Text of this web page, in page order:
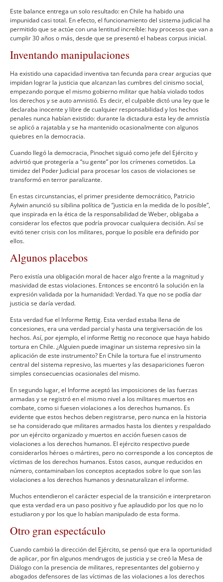
Este balance entrega un solo resultado: en Chile ha habido una
impunidad casi total. En efecto, el funcionamiento del sistema judicial ha
permitido que se actúe con una lentitud increí­ble: hay procesos que van a
cumplir 30 años o más, desde que se presentó el habeas corpus inicial.
Inventando manipulaciones
Ha existido una capacidad inventiva tan fecunda para crear argucias que
impidan lograr la justicia que alcanzan las cumbres del cinismo social,
empezando porque el mismo gobierno militar que habí­a violado todos
los derechos y se auto amnistió. Es decir, el culpable dictó una ley que le
declaraba inocente y libre de cualquier responsabilidad y los hechos
penales nunca habí­an existido: durante la dictadura esta ley de amnistí­a
se aplicó a rajatabla y se ha mantenido ocasionalmente con algunos
quiebres en la democracia.
Cuando llegó la democracia, Pinochet siguió como jefe del Ejército y
advirtió que protegerí­a a “su gente” por los crí­menes cometidos. La
timidez del Poder Judicial para procesar los casos de violaciones se
transformó en terror paralizante.
En estas circunstancias, el primer presidente democrático, Patricio
Aylwin anunció su sibilina polí­tica de “justicia en la medida de lo posible”,
que inspirada en la ética de la responsabilidad de Weber, obligaba a
considerar los efectos que podrí­a provocar cualquiera decisión. Así­ se
evitó tener crisis con los militares, porque lo posible era definido por
ellos.
Algunos placebos
Pero existí­a una obligación moral de hacer algo frente a la magnitud y
masividad de estas violaciones. Entonces se encontró la solución en la
expresión validada por la humanidad: Verdad. Ya que no se podí­a dar
justicia se darí­a verdad.
Esta verdad fue el Informe Rettig. Esta verdad estaba llena de
concesiones, era una verdad parcial y hasta una tergiversación de los
hechos. Así­, por ejemplo, el informe Rettig no reconoce que haya habido
tortura en Chile. ¿Alguien puede imaginar un sistema represivo sin la
aplicación de este instrumento? En Chile la tortura fue el instrumento
central del sistema represivo, las muertes y las desapariciones fueron
simples consecuencias ocasionales del mismo.
En segundo lugar, el Informe aceptó las imposiciones de las fuerzas
armadas y se registró en el mismo nivel a los militares muertos en
combate, como si fuesen violaciones a los derechos humanos. Es
evidente que estos hechos deben registrarse, pero nunca en la historia
se ha considerado que militares armados hasta los dientes y respaldado
por un ejército organizado y muertos en acción fuesen casos de
violaciones a los derechos humanos. El ejército respectivo puede
considerarlos héroes o mártires, pero no corresponde a los conceptos de
ví­ctimas de los derechos humanos. Estos casos, aunque reducidos en
número, contaminaban los conceptos aceptados sobre lo que son las
violaciones a los derechos humanos y desnaturalizan el informe.
Muchos entendieron el carácter especial de la transición e interpretaron
que esta verdad era un paso positivo y fue aplaudido por los que no lo
estudiaron y por los que lo habí­an manipulado de esta forma.
Otro gran espectáculo
Cuando cambió la dirección del Ejército, se pensó que era la oportunidad
de aplicar, por fin algunos mendrugos de justicia y se creó la Mesa de
Diálogo con la presencia de militares, representantes del gobierno y
abogados defensores de las ví­ctimas de las violaciones a los derechos